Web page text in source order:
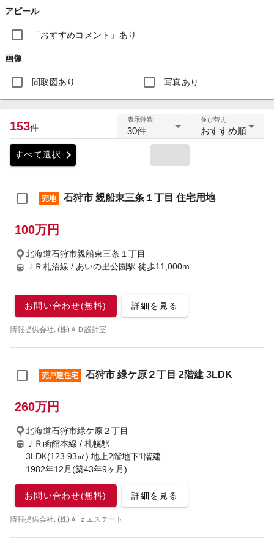
アピール
「おすすめコメント」あり
画像
間取図あり 写真あり
153件
表示件数
30件
並び替え
おすすめ順
すべて選択 chevron_right
売地 石狩市 親船東三条１丁目 住宅用地
100万円
北海道石狩市親船東三条１丁目
ＪＲ札沼線 / あいの里公園駅 徒歩11,000m
お問い合わせ(無料) 詳細を見る
情報提供会社: (株)ＡＤ設計室
売戸建住宅 石狩市 緑ケ原２丁目 2階建 3LDK
260万円
北海道石狩市緑ケ原２丁目
ＪＲ函館本線 / 札幌駅
3LDK(123.93㎡) 地上2階地下1階建
1982年12月(築43年9ヶ月)
お問い合わせ(無料) 詳細を見る
情報提供会社: (株)Ａ’ｚエステート